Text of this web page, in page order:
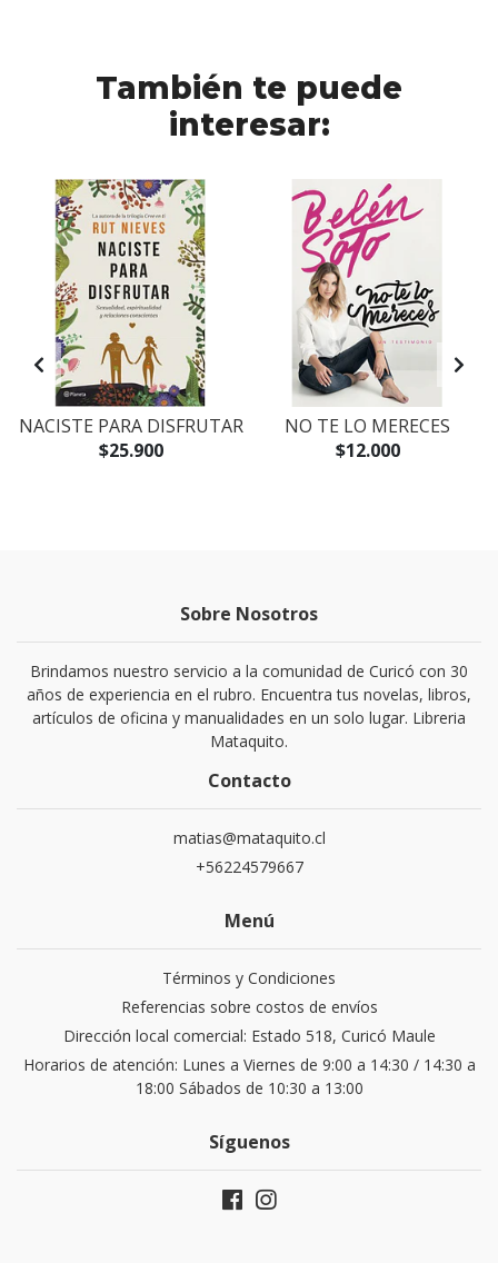
También te puede
interesar:
NACISTE PARA DISFRUTAR
$25.900
NO TE LO MERECES
$12.000
Sobre Nosotros
Brindamos nuestro servicio a la comunidad de Curicó con 30
años de experiencia en el rubro. Encuentra tus novelas, libros,
artículos de oficina y manualidades en un solo lugar. Libreria
Mataquito.
Contacto
matias@mataquito.cl
+56224579667
Menú
Términos y Condiciones
Referencias sobre costos de envíos
Dirección local comercial: Estado 518, Curicó Maule
Horarios de atención: Lunes a Viernes de 9:00 a 14:30 / 14:30 a
18:00 Sábados de 10:30 a 13:00
Síguenos